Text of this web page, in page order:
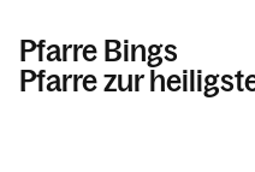
Pfarre Bings
Pfarre zur